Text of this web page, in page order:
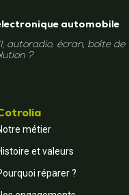
automobile
autoradio, écran, boîte de
?
métier
et valeurs
réparer ?